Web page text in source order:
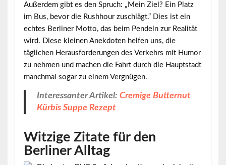
Außerdem gibt es den Spruch: „Mein Ziel? Ein Platz
im Bus, bevor die Rushhour zuschlägt.“ Dies ist ein
echtes Berliner Motto, das beim Pendeln zur Realität
wird. Diese kleinen Anekdoten helfen uns, die
täglichen Herausforderungen des Verkehrs mit Humor
zu nehmen und machen die Fahrt durch die Hauptstadt
manchmal sogar zu einem Vergnügen.
Interessanter Artikel:Cremige Butternut
Kürbis Suppe Rezept
Witzige Zitate für den
Berliner Alltag